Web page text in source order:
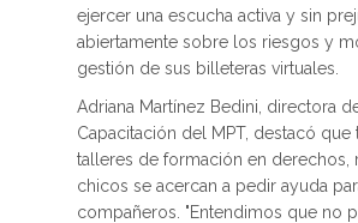
ejercer una escucha activa y sin
abiertamente sobre los riesgos y
gestión de sus billeteras virtuales.
Adriana Martínez Bedini, directora
Capacitación del MPT, destacó que
talleres de formación en derechos,
chicos se acercan a pedir ayuda
compañeros. "Entendimos que no